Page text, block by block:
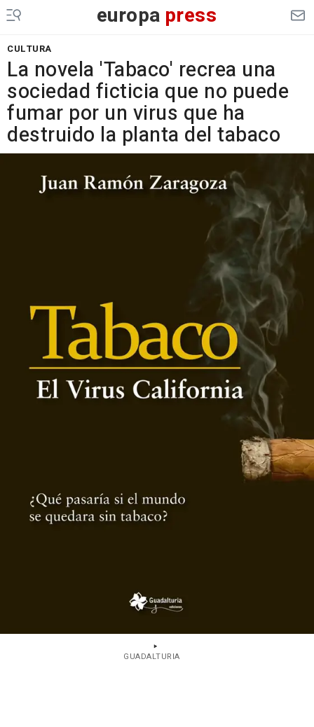
europa press
CULTURA
La novela 'Tabaco' recrea una
sociedad ficticia que no puede
fumar por un virus que ha
destruido la planta del tabaco
GUADALTURIA